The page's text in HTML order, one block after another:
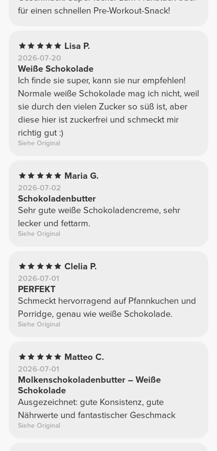
für einen schnellen Pre-Workout-Snack!
Lisa P.
2026-07-20
Weiße Schokolade
Ich finde sie super, kann sie nur empfehlen!
Normale weiße Schokolade mag ich nicht, weil
sie durch den vielen Zucker so süß ist, aber
diese hier ist zuckerfrei und schmeckt mir
richtig gut :)
Siehe Original
Maria G.
2026-07-02
Schokoladenbutter
Sehr gute weiße Schokoladencreme, sehr
lecker und fettarm.
Siehe Original
Clelia P.
2026-07-01
PERFEKT
Schmeckt hervorragend auf Pfannkuchen und
Porridge, genau wie weiße Schokolade.
Siehe Original
Matteo C.
2026-07-01
Molkenschokoladenbutter – Weiße
Schokolade
Ausgezeichnet: gute Konsistenz, gute
Nährwerte und fantastischer Geschmack
Siehe Original